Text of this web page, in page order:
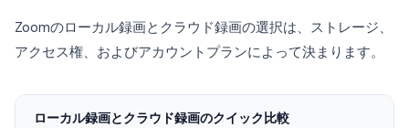
Zoomのローカル録画とクラウド録画の選択は、ストレージ、
アクセス権、およびアカウントプランによって決まります。
ローカル録画とクラウド録画のクイック比較